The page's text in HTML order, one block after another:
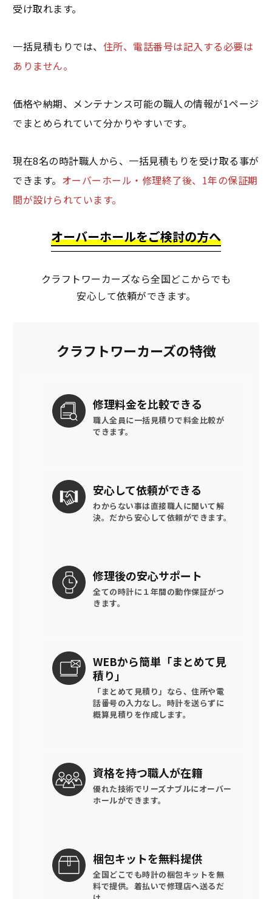
受け取れます。
一括見積もりでは、 住所、電話番号は記入する必要は
ありません。
価格や納期、メンテナンス可能の職人の情報が1ページ
でまとめられていて分かりやすいです。
現在8名の時計職人から、一括見積もりを受け取る事が
できます。 オーバーホール・修理終了後、1年の保証期
間が設けられています。
オーバーホールをご検討の方へ
クラフトワーカーズなら全国どこからでも
安心して依頼ができます。
クラフトワーカーズの特徴
修理料金を比較できる
職人全員に一括見積りで料金比較が
できます。
安心して依頼ができる
わからない事は直接職人に聞いて解
決。 だから安心して依頼ができます。
修理後の安心サポート
全ての時計に １年間の動作保証がつ
きます。
WEBから簡単 「まとめて見
積り」
「まとめて見積り」なら、住所や電
話番号の入力なし。時計を送らずに
概算見積りを作成します。
資格を持つ職人が在籍
優れた技術でリーズナブルにオーバー
ホールができます。
梱包キットを無料提供
全国どこでも時計の梱包キットを無
料で提供。 着払いで修理店へ送るだ